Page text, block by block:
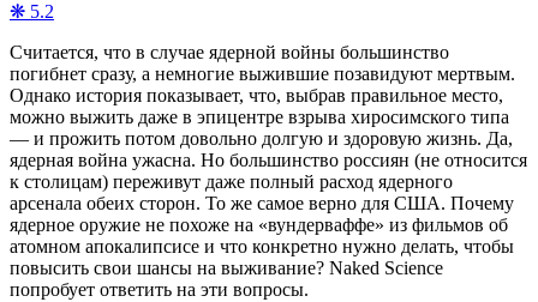
❋ 5.2
Считается, что в случае ядерной войны большинство
погибнет сразу, а немногие выжившие позавидуют мертвым.
Однако история показывает, что, выбрав правильное место,
можно выжить даже в эпицентре взрыва хиросимского типа
— и прожить потом довольно долгую и здоровую жизнь. Да,
ядерная война ужасна. Но большинство россиян (не относится
к столицам) переживут даже полный расход ядерного
арсенала обеих сторон. То же самое верно для США. Почему
ядерное оружие не похоже на «вундерваффе» из фильмов об
атомном апокалипсисе и что конкретно нужно делать, чтобы
повысить свои шансы на выживание? Naked Science
попробует ответить на эти вопросы.